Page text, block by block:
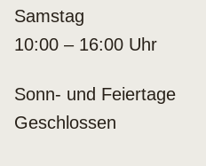
Samstag
10:00 – 16:00 Uhr
Sonn- und Feiertage
Geschlossen